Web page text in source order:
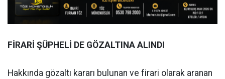
FİRARİ ŞÜPHELİ DE GÖZALTINA ALINDI
Hakkında gözaltı kararı bulunan ve firari olarak aranan